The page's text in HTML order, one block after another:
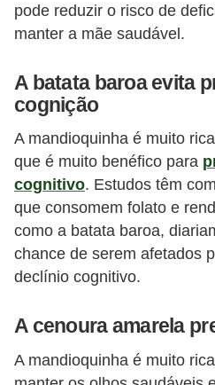
pode reduzir o risco de
manter a mãe saudável.
A batata baroa evita
cognição
A mandioquinha é muito
que é muito benéfico para
cognitivo. Estudos têm
que consomem folato e
como a batata baroa,
chance de serem afetados
declínio cognitivo.
A cenoura amarela
A mandioquinha é muito